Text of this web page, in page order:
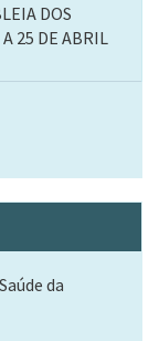
DOS
25 DE ABRIL
da